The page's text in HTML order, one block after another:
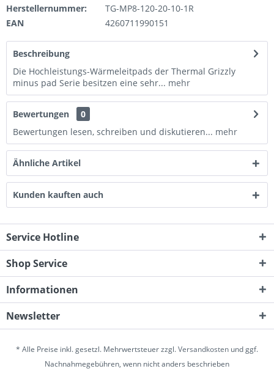
Herstellernummer:
TG-MP8-120-20-10-1R
EAN
4260711990151
Beschreibung
Die Hochleistungs-Wärmeleitpads der Thermal Grizzly
minus pad Serie besitzen eine sehr... mehr
Bewertungen
0
Bewertungen lesen, schreiben und diskutieren... mehr
Ähnliche Artikel
Kunden kauften auch
Service Hotline
Shop Service
Informationen
Newsletter
* Alle Preise inkl. gesetzl. Mehrwertsteuer zzgl.Versandkosten und ggf.
Nachnahmegebühren, wenn nicht anders beschrieben